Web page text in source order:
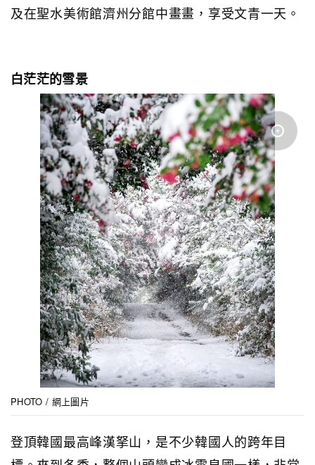
及在聖水美術館濟州分館中畫畫，享受文青一天。
白茫茫的雪景
PHOTO / 網上圖片
登頂韓國最高峰漢拏山，是不少韓國人的跨年目